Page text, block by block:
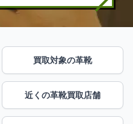
買取対象の革靴
近くの革靴買取店舗